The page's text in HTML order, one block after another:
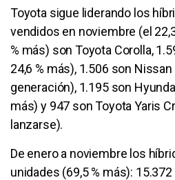
Toyota sigue liderando los
vendidos en noviembre (el
% más) son Toyota Corolla,
24,6 % más), 1.506 son
generación), 1.195 son
más) y 947 son Toyota Yaris
lanzarse).
De enero a noviembre los
unidades (69,5 % más):